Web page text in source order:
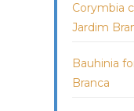
Corymbia
Jardim
Bauhinia
Branca